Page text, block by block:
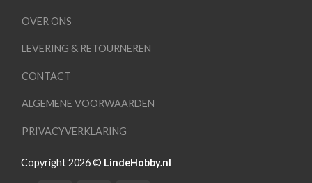
OVER ONS
LEVERING & RETOURNEREN
CONTACT
ALGEMENE VOORWAARDEN
PRIVACYVERKLARING
Copyright 2026 © LindeHobby.nl